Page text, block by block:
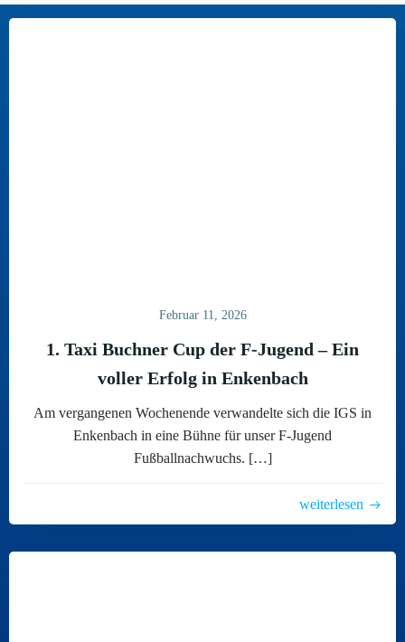
Februar 11, 2026
1. Taxi Buchner Cup der F-Jugend – Ein
voller Erfolg in Enkenbach
Am vergangenen Wochenende verwandelte sich die IGS in
Enkenbach in eine Bühne für unser F-Jugend
Fußballnachwuchs. […]
weiterlesen